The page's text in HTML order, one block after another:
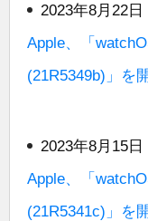
2023年8月22日
Apple、「
(21R5349b)」を
2023年8月15日
Apple、「
(21R5341c)」を